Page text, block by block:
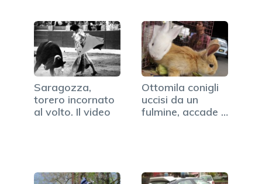
Saragozza,
torero incornato
al volto. Il video
Ottomila conigli
uccisi da un
fulmine, accade a